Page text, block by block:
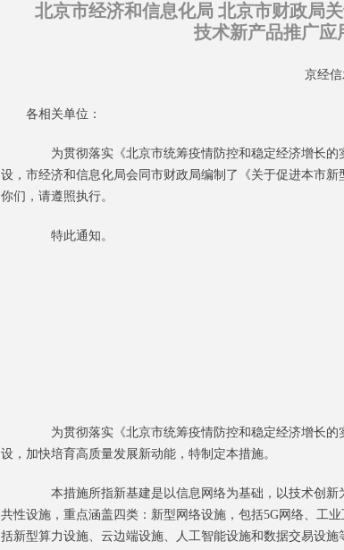
北京市经济和信息化局 北京市财政局
技术新产品推广应
京经信
各相关单位：
为贯彻落实《北京市统筹疫情防控和稳定经济增长的
设，市经济和信息化局会同市财政局编制了《关于促进本市
你们，请遵照执行。
特此通知。
为贯彻落实《北京市统筹疫情防控和稳定经济增长的
设，加快培育高质量发展新动能，特制定本措施。
本措施所指新基建是以信息网络为基础，以技术创新
共性设施，重点涵盖四类：新型网络设施，包括5G网络、工
括新型算力设施、云边端设施、人工智能设施和数据交易设